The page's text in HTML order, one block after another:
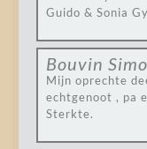
Guido & Sonia
Bouvin
Mijn oprechte
echtgenoot , pa
Sterkte.